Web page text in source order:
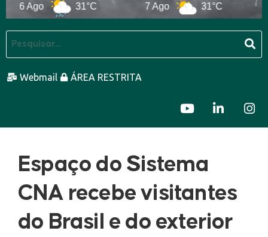
6 Ago 31°C 7 Ago 31°C
Webmail ÁREA RESTRITA
Espaço do Sistema
CNA recebe visitantes
do Brasil e do exterior